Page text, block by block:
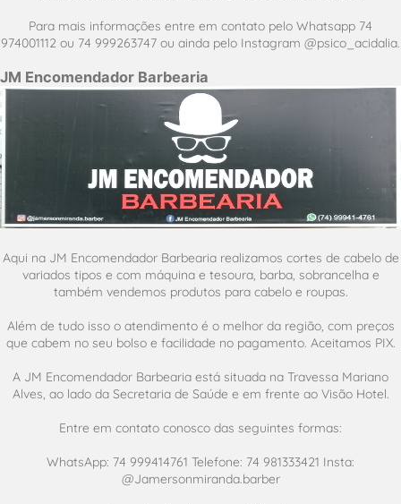
Para mais informações entre em contato pelo Whatsapp 74
974001112 ou 74 999263747 ou ainda pelo Instagram @psico_acidalia.
JM Encomendador Barbearia
Aqui na JM Encomendador Barbearia realizamos cortes de cabelo de
variados tipos e com máquina e tesoura, barba, sobrancelha e
também vendemos produtos para cabelo e roupas.
Além de tudo isso o atendimento é o melhor da região, com preços
que cabem no seu bolso e facilidade no pagamento. Aceitamos PIX.
A JM Encomendador Barbearia está situada na Travessa Mariano
Alves, ao lado da Secretaria de Saúde e em frente ao Visão Hotel.
Entre em contato conosco das seguintes formas:
WhatsApp: 74 999414761 Telefone: 74 981333421 Insta:
@Jamersonmiranda.barber